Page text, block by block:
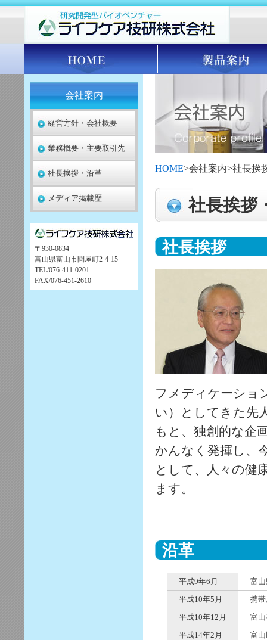
HOME>会社案内>社長挨
社長挨拶
社長挨拶
フメディケーショ
い）としてきた先
もと、独創的な企
かんなく発揮し、
として、人々の健
ます。
沿革
平成9年6月
富
平成10年5月
携
平成10年12月
富
平成14年2月
富
会社案内
経営方針・会社概要
業務概要・主要取引先
社長挨拶・沿革
メディア掲載歴
〒930-0834
富山県富山市問屋町2-4-15
TEL/076-411-0201
FAX/076-451-2610